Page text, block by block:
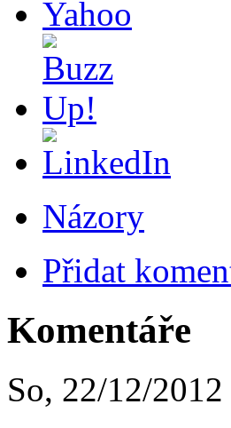
Názory
Přidat
Komentáře
So, 22/12/